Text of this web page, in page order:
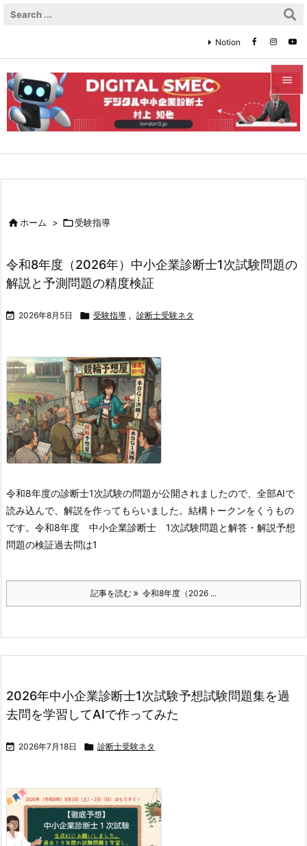


メニュ

検索
Notion
ホーム > 受験指導
令和8年度（2026年）中小企業診断士1次試験問題の
解説と予測問題の精度検証
 2026年8月5日  受験指導 , 診断士受験ネタ
令和8年度の診断士1次試験の問題が公開されましたので、全部AIで
読み込んで、解説を作ってもらいました。結構トークンをくうもの
です。 令和8年度 中小企業診断士 1次試験問題と解答・解説予想
問題の検証過去問は1
記事を読む 令和8年度（2026 ...
2026年中小企業診断士1次試験予想試験問題集を過
去問を学習してAIで作ってみた
 2026年7月18日  診断士受験ネタ